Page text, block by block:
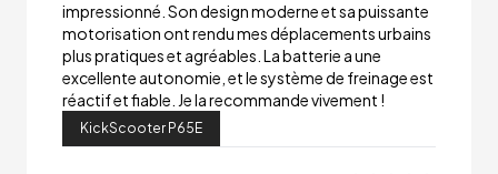
impressionné. Son design moderne et sa puissante
motorisation ont rendu mes déplacements urbains
plus pratiques et agréables. La batterie a une
excellente autonomie, et le système de freinage est
réactif et fiable. Je la recommande vivement !
KickScooter P65E